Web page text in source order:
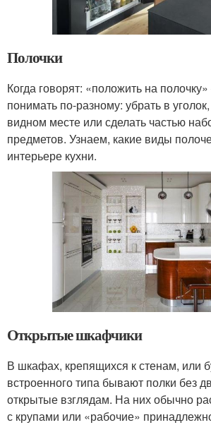
Полочки
Когда говорят: «положить на
понимать по-разному: убрать в
видном месте или сделать частью
предметов. Узнаем, какие виды
интерьере кухни.
Открытые шкафчики
В шкафах, крепящихся к стенам, или
встроенного типа бывают полки без
открытые взглядам. На них обычно
с крупами или «рабочие»